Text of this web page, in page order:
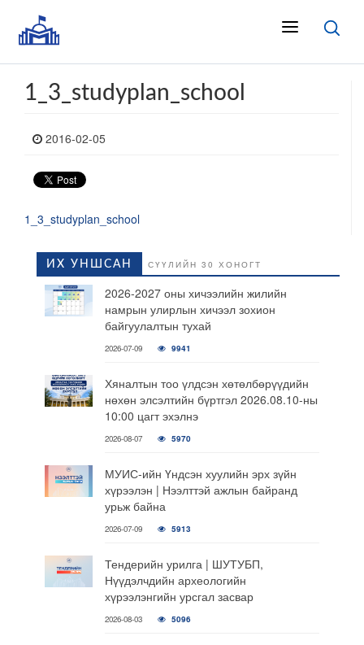
1_3_studyplan_school
2016-02-05
1_3_studyplan_school
ИХ УНШСАН СҮҮЛИЙН 30 ХОНОГТ
2026-2027 оны хичээлийн жилийн
намрын улирлын хичээл зохион
байгуулалтын тухай
2026-07-09 9941
Хяналтын тоо үлдсэн хөтөлбөрүүдийн
нөхөн элсэлтийн бүртгэл 2026.08.10-ны
10:00 цагт эхэлнэ
2026-08-07 5970
МУИС-ийн Үндсэн хуулийн эрх зүйн
хүрээлэн | Нээлттэй ажлын байранд
урьж байна
2026-07-09 5913
Тендерийн урилга | ШУТУБП,
Нүүдэлчдийн археологийн
хүрээлэнгийн урсгал засвар
2026-08-03 5096